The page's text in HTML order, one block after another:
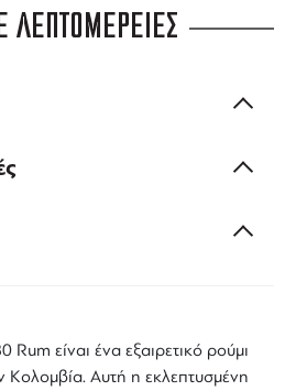
ΛΕΠΤΟΜΕΡΕΙΕΣ
Rum είναι ένα εξαιρετικό ρούμι
Κολομβία. Αυτή η εκλεπτυσμένη